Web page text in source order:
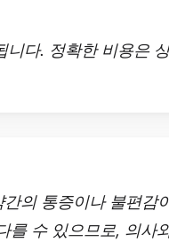
다. 정확한 비용은
의 통증이나 불편감
를 수 있으므로, 의사